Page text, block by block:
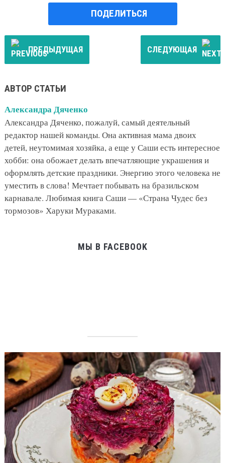
ПОДЕЛИТЬСЯ
ПРЕДЫДУЩАЯ СЛЕДУЮЩАЯ
АВТОР СТАТЬИ
Александра Дяченко
Александра Дяченко, пожалуй, самый деятельный
редактор нашей команды. Она активная мама двоих
детей, неутомимая хозяйка, а еще у Саши есть интересное
хобби: она обожает делать впечатляющие украшения и
оформлять детские праздники. Энергию этого человека не
уместить в слова! Мечтает побывать на бразильском
карнавале. Любимая книга Саши — «Страна Чудес без
тормозов» Харуки Мураками.
МЫ В FACEBOOK